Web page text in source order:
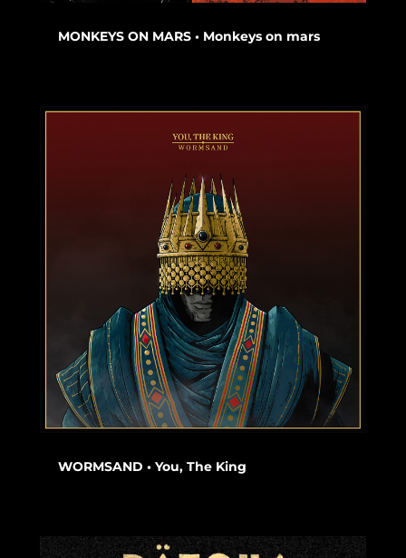
MONKEYS ON MARS • Monkeys on mars
WORMSAND • You, The King